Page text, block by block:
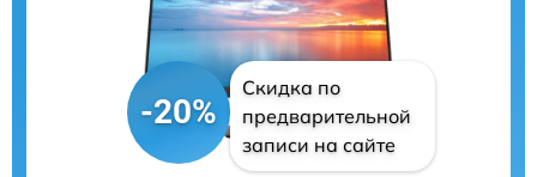
-20%
Скидка по
предварительной
записи на сайте